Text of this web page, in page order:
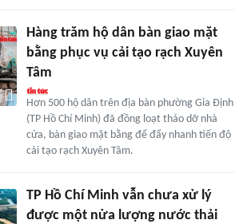
Hàng trăm hộ dân bàn giao mặt
bằng phục vụ cải tạo rạch Xuyên
Tâm
Hơn 500 hộ dân trên địa bàn phường Gia Định
(TP Hồ Chí Minh) đã đồng loạt tháo dỡ nhà
cửa, bàn giao mặt bằng để đẩy nhanh tiến độ
cải tạo rạch Xuyên Tâm.
TP Hồ Chí Minh vẫn chưa xử lý
được một nửa lượng nước thải